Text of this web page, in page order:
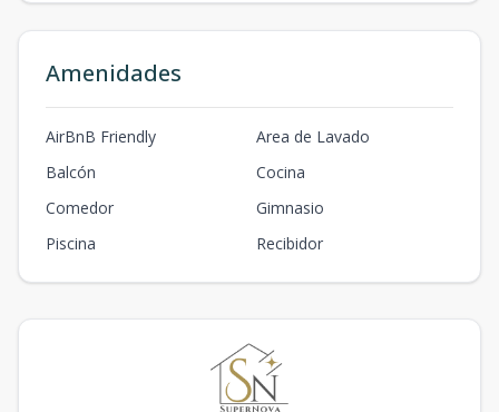
Amenidades
AirBnB Friendly
Area de Lavado
Balcón
Cocina
Comedor
Gimnasio
Piscina
Recibidor